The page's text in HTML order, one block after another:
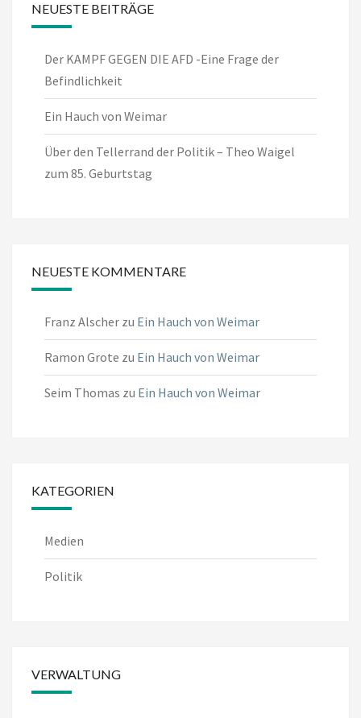
NEUESTE BEITRÄGE
Der KAMPF GEGEN DIE AFD -Eine Frage der
Befindlichkeit
Ein Hauch von Weimar
Über den Tellerrand der Politik – Theo Waigel
zum 85. Geburtstag
NEUESTE KOMMENTARE
Franz Alscher zu Ein Hauch von Weimar
Ramon Grote zu Ein Hauch von Weimar
Seim Thomas zu Ein Hauch von Weimar
KATEGORIEN
Medien
Politik
VERWALTUNG